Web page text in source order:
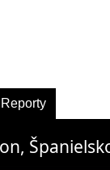
Reporty